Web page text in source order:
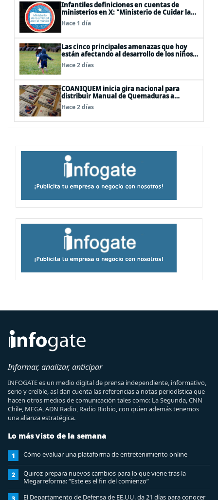
Infantiles definiciones en cuentas de
ministerios en X: "Ministerio de Cuidar la
Plata", "Ministerio de la amistad..."
Hace 1 día
Las cinco principales amenazas que hoy
están afectando al desarrollo de los niños
en Chile
Hace 2 días
COANIQUEM inicia gira nacional para
distribuir Manual de Quemaduras a
profesionales de la salud
Hace 2 días
Informar, analizar, anticipar
INFOGATE es un medio digital de prensa independiente, informativo,
serio y creíble, así dan cuenta las referencias a notas periodística que
hacen otros medios de comunicación tales como: La Segunda, CNN
Chile, MEGA, ADN Radio, Radio Biobio, con quien además tenemos
una alianza estratégica.
Lo más visto de la semana
1 Cómo evaluar una plataforma de entretenimiento online
2
Quiroz prepara nuevos cambios para lo que viene tras la
Megarreforma: “Este es el fin del comienzo”
El Departamento de Defensa de EE.UU. da 21 días para conocer